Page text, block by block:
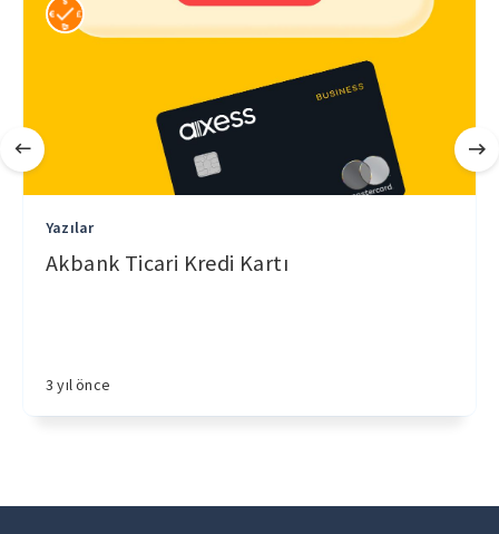
Yazılar
Akbank Ticari Kredi Kartı
3 yıl önce